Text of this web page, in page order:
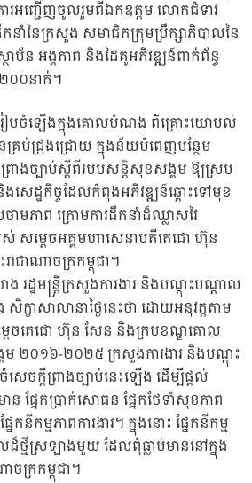
ារអញ្ជើញចូលរួមពីឯកឧត្តម លោកជំទាវ
កនាំនៃក្រសួង សមាជិកក្រុមប្រឹក្សាភិបាលនៃ
អង្គភាព និងដៃគូអភិវឌ្ឍន៍ពាក់ព័ន្ធ
០០នាក់។
រៀបចំឡើងក្នុងគោលបំណង ​ពិគ្រោះយោបល់
រប់ជ្រុងជ្រោយ ក្នុងន័យបំពេញបន្ថែម
ងច្បាប់ស្តីពីរបបសន្តិសុខសង្គ​ម ឱ្យស្រប
សេដ្ឋកិច្ចដែលកំពុងអភិវឌ្ឍន៍ឆ្ពោះទៅមុខ
មភាព ក្រោមការដឹកនាំដ៏ឈ្លាសវៃ
សម្តេចអគ្គមហាសេនាបតីតេជោ ហ៊ុន
រាជាណាចក្រកម្ពុជា។
ដ្ឋមន្រ្តីក្រសួងការងារ និងបណ្តុះបណ្តាល
សិក្ខាសាលានាថ្ងៃនេះថា ដោយអនុវត្តតាម
េ​ច​តេជោ ហ៊ុន សែន និងក្របខ​ណ្ឌគោល
ម ២០១៦-២០២៥ ក្រសួងការងារ និងបណ្តុះ
សេចក្តីព្រាងច្បាប់នេះឡើង ដើម្បីផ្តល់
ផ្នែកប្រាក់សោធន ផ្នែកថែទាំសុខភាព
កនីកម្មភាពការងារ។ ក្នុងនោះ ផ្នែកនីកម្ម
ដ៏ថ្មីស្រឡាងមួយ ដែលពុំធ្លាប់មាននៅក្នុង
ាចក្រកម្ពុជា។